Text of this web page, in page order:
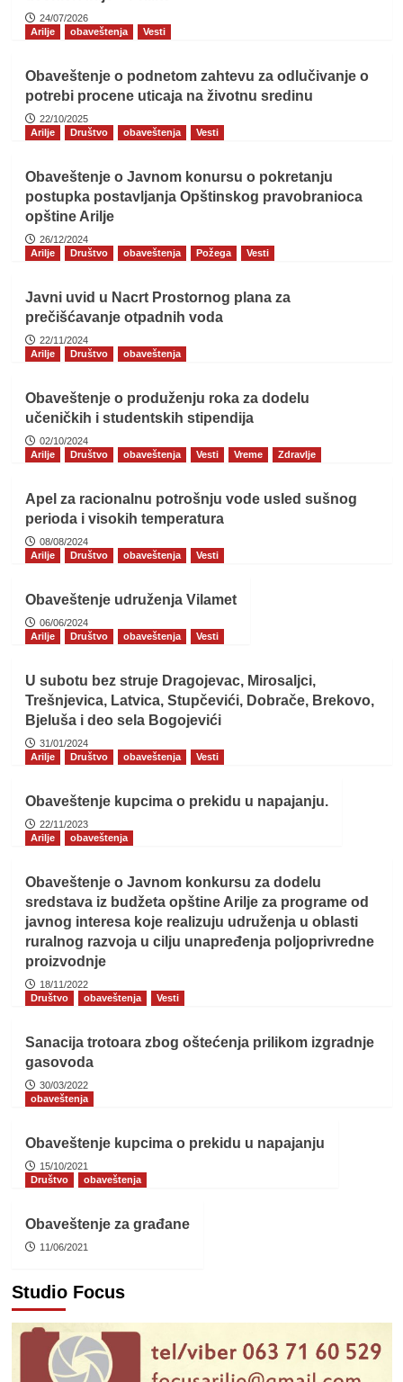
24/07/2026
Arilje
obaveštenja Vesti
Obaveštenje o podnetom zahtevu za odlučivanje o
potrebi procene uticaja na životnu sredinu
22/10/2025
Arilje
Društvo obaveštenja Vesti
Obaveštenje o Javnom konursu o pokretanju
postupka postavljanja Opštinskog pravobranioca
opštine Arilje
26/12/2024
Arilje
Društvo obaveštenja Požega Vesti
Javni uvid u Nacrt Prostornog plana za
prečišćavanje otpadnih voda
22/11/2024
Arilje
Društvo obaveštenja
Obaveštenje o produženju roka za dodelu
učeničkih i studentskih stipendija
02/10/2024
Arilje
Društvo obaveštenja Vesti Vreme Zdravlje
Apel za racionalnu potrošnju vode usled sušnog
perioda i visokih temperatura
08/08/2024
Arilje
Društvo obaveštenja Vesti
Obaveštenje udruženja Vilamet
06/06/2024
Arilje
Društvo obaveštenja Vesti
U subotu bez struje Dragojevac, Mirosaljci,
Trešnjevica, Latvica, Stupčevići, Dobrače, Brekovo,
Bjeluša i deo sela Bogojevići
31/01/2024
Arilje
Društvo obaveštenja Vesti
Obaveštenje kupcima o prekidu u napajanju.
22/11/2023
Arilje
obaveštenja
Obaveštenje o Javnom konkursu za dodelu
sredstava iz budžeta opštine Arilje za programe od
javnog interesa koje realizuju udruženja u oblasti
ruralnog razvoja u cilju unapređenja poljoprivredne
proizvodnje
18/11/2022
Društvo
obaveštenja Vesti
Sanacija trotoara zbog oštećenja prilikom izgradnje
gasovoda
30/03/2022
obaveštenja
Obaveštenje kupcima o prekidu u napajanju
15/10/2021
Društvo
obaveštenja
Obaveštenje za građane
11/06/2021
Studio Focus